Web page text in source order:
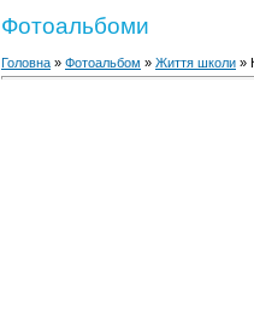
Фотоальбоми
Головна » Фотоальбом » Життя школи »